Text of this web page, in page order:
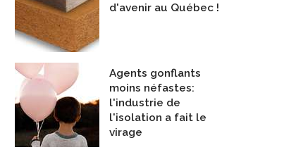
d'avenir au Québec !
Agents gonflants
moins néfastes:
l'industrie de
l'isolation a fait le
virage